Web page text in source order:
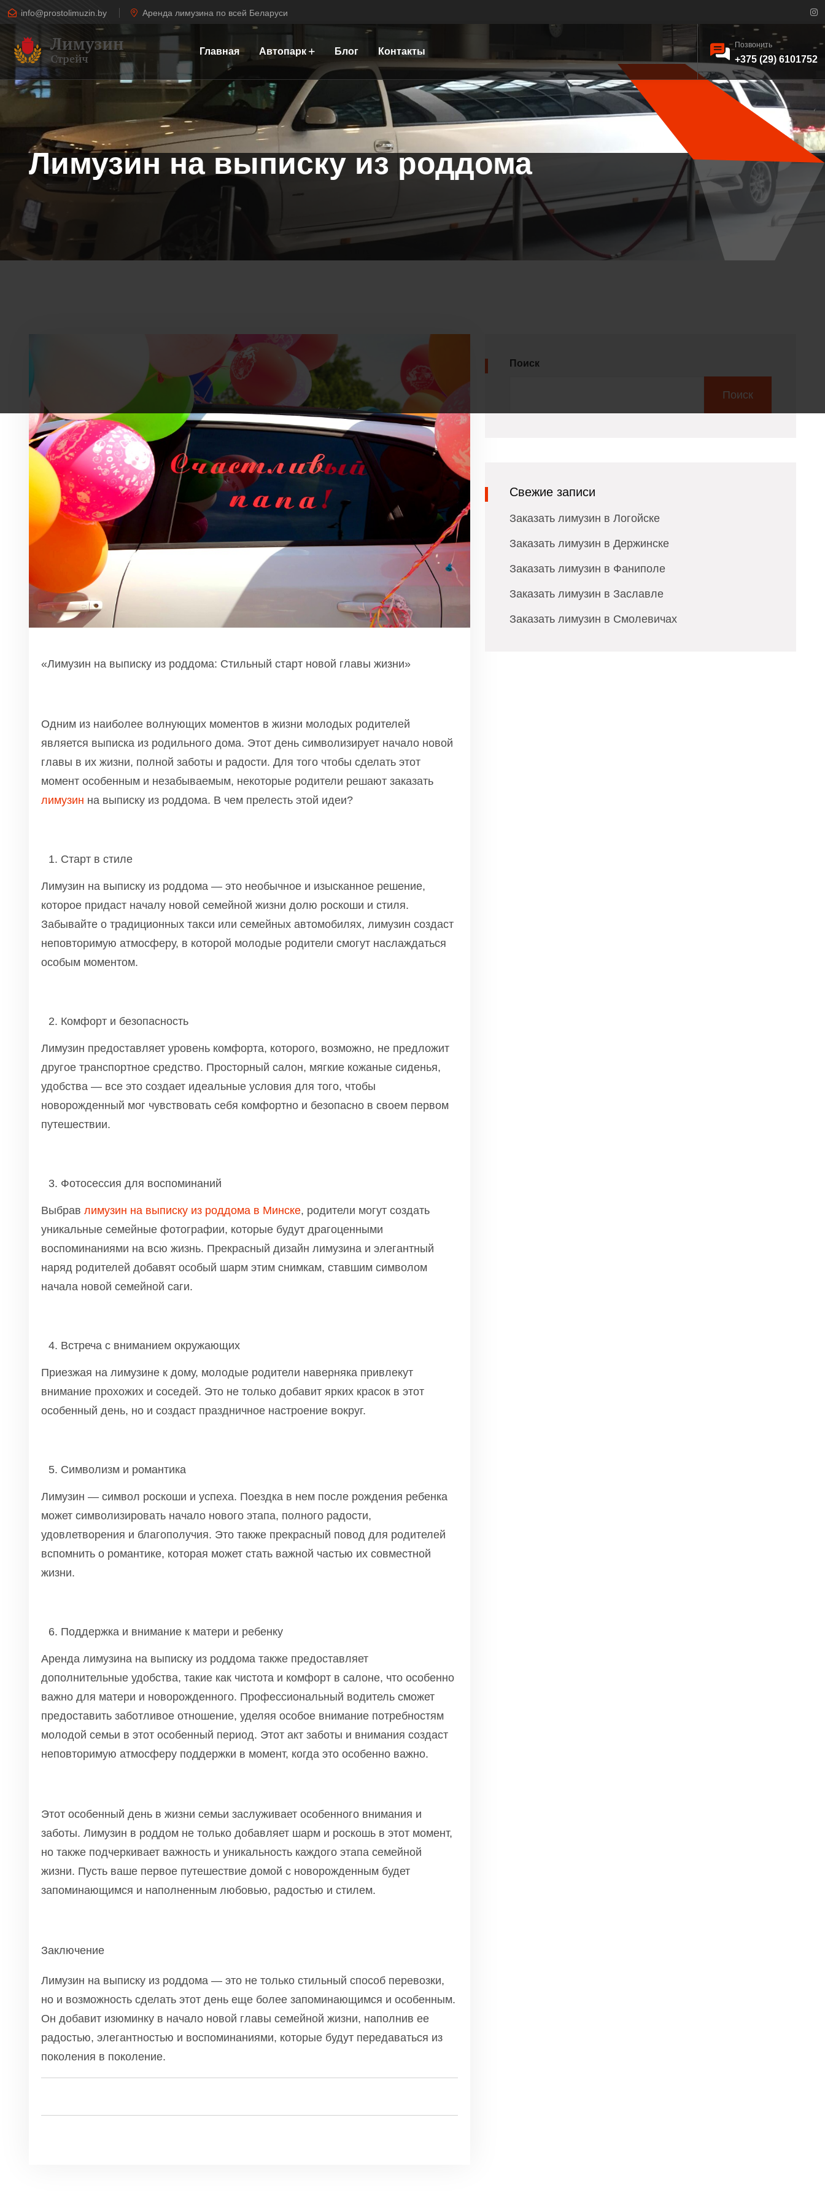
info@prostolimuzin.by Аренда лимузина по всей Беларуси
Главная Автопарк Блог Контакты
Позвонить
+375 (29) 6101752
Лимузин на выписку из роддома
«Лимузин на выписку из роддома: Стильный старт новой главы жизни»
Одним из наиболее волнующих моментов в жизни молодых родителей
является выписка из родильного дома. Этот день символизирует начало новой
главы в их жизни, полной заботы и радости. Для того чтобы сделать этот
момент особенным и незабываемым, некоторые родители решают заказать
лимузин на выписку из роддома. В чем прелесть этой идеи?
Старт в стиле
Лимузин на выписку из роддома — это необычное и изысканное решение,
которое придаст началу новой семейной жизни долю роскоши и стиля.
Забывайте о традиционных такси или семейных автомобилях, лимузин создаст
неповторимую атмосферу, в которой молодые родители смогут наслаждаться
особым моментом.
Комфорт и безопасность
Лимузин предоставляет уровень комфорта, которого, возможно, не предложит
другое транспортное средство. Просторный салон, мягкие кожаные сиденья,
удобства — все это создает идеальные условия для того, чтобы
новорожденный мог чувствовать себя комфортно и безопасно в своем первом
путешествии.
Фотосессия для воспоминаний
Выбрав лимузин на выписку из роддома в Минске, родители могут создать
уникальные семейные фотографии, которые будут драгоценными
воспоминаниями на всю жизнь. Прекрасный дизайн лимузина и элегантный
наряд родителей добавят особый шарм этим снимкам, ставшим символом
начала новой семейной саги.
Встреча с вниманием окружающих
Приезжая на лимузине к дому, молодые родители наверняка привлекут
внимание прохожих и соседей. Это не только добавит ярких красок в этот
особенный день, но и создаст праздничное настроение вокруг.
Символизм и романтика
Лимузин — символ роскоши и успеха. Поездка в нем после рождения ребенка
может символизировать начало нового этапа, полного радости,
удовлетворения и благополучия. Это также прекрасный повод для родителей
вспомнить о романтике, которая может стать важной частью их совместной
жизни.
Поддержка и внимание к матери и ребенку
Аренда лимузина на выписку из роддома также предоставляет
дополнительные удобства, такие как чистота и комфорт в салоне, что особенно
важно для матери и новорожденного. Профессиональный водитель сможет
предоставить заботливое отношение, уделяя особое внимание потребностям
молодой семьи в этот особенный период. Этот акт заботы и внимания создаст
неповторимую атмосферу поддержки в момент, когда это особенно важно.
Этот особенный день в жизни семьи заслуживает особенного внимания и
заботы. Лимузин в роддом не только добавляет шарм и роскошь в этот момент,
но также подчеркивает важность и уникальность каждого этапа семейной
жизни. Пусть ваше первое путешествие домой с новорожденным будет
запоминающимся и наполненным любовью, радостью и стилем.
Заключение
Лимузин на выписку из роддома — это не только стильный способ перевозки,
но и возможность сделать этот день еще более запоминающимся и особенным.
Он добавит изюминку в начало новой главы семейной жизни, наполнив ее
радостью, элегантностью и воспоминаниями, которые будут передаваться из
поколения в поколение.
Поиск
Поиск
Свежие записи
Заказать лимузин в Логойске
Заказать лимузин в Держинске
Заказать лимузин в Фаниполе
Заказать лимузин в Заславле
Заказать лимузин в Смолевичах